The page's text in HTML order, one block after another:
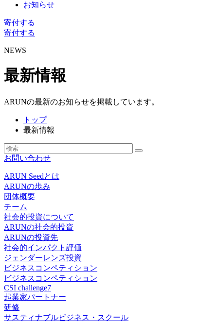
お知らせ
寄付する
寄付する
NEWS
最新情報
ARUNの最新のお知らせを掲載しています。
トップ
最新情報
お問い合わせ
ARUN Seedとは
ARUNの歩み
団体概要
チーム
社会的投資について
ARUNの社会的投資
ARUNの投資先
社会的インパクト評価
ジェンダーレンズ投資
ビジネスコンペティション
ビジネスコンペティション
CSI challenge7
起業家パートナー
研修
サスティナブルビジネス・スクール